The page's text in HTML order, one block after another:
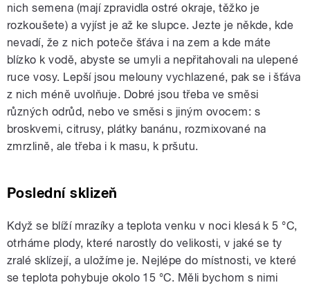
nich semena (mají zpravidla ostré okraje, těžko je
rozkoušete) a vyjíst je až ke slupce. Jezte je někde, kde
nevadí, že z nich poteče šťáva i na zem a kde máte
blízko k vodě, abyste se umyli a nepřitahovali na ulepené
ruce vosy. Lepší jsou melouny vychlazené, pak se i šťáva
z nich méně uvolňuje. Dobré jsou třeba ve směsi
různých odrůd, nebo ve směsi s jiným ovocem: s
broskvemi, citrusy, plátky banánu, rozmixované na
zmrzlině, ale třeba i k masu, k pršutu.
Poslední sklizeň
Když se blíží mrazíky a teplota venku v noci klesá k 5 °C,
otrháme plody, které narostly do velikosti, v jaké se ty
zralé sklízejí, a uložíme je. Nejlépe do místnosti, ve které
se teplota pohybuje okolo 15 °C. Měli bychom s nimi